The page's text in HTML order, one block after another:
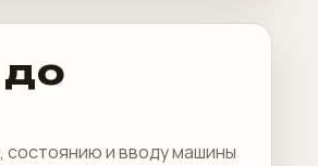
до
и вводу машины